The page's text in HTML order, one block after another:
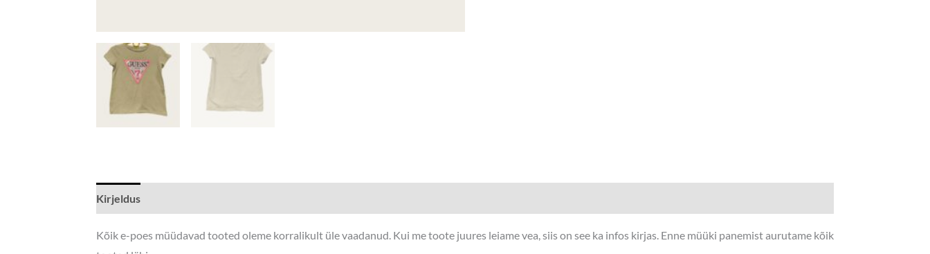
Kirjeldus
Kõik e-poes müüdavad tooted oleme korralikult üle vaadanud. Kui me toote juures leiame vea, siis on see ka infos kirjas. Enne müüki panemist aurutame kõik